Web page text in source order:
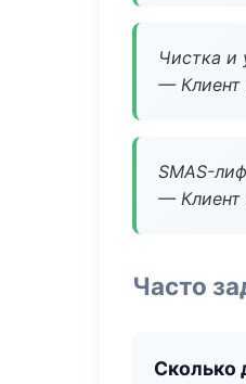
Чистка и
— Клиент
SMAS-
— Клиент
Часто
Сколько